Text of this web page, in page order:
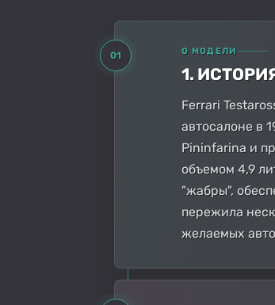
01 О МОДЕЛИ
1.
Ferrari
автосалоне в
Pininfarina и
объемом 4,9
"жабры",
пережила
желаемых